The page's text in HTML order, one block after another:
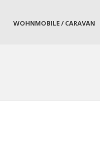
WOHNMOBILE / CARAVAN